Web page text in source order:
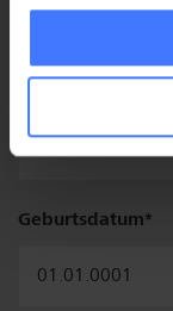
gesammelt
Geburtsdatum